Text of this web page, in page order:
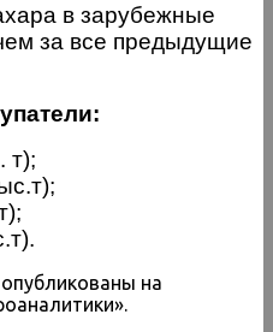
в зарубежные
за все предыдущие
т);
на